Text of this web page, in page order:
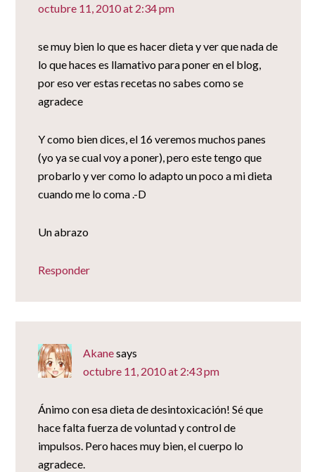
octubre 11, 2010 at 2:34 pm
se muy bien lo que es hacer dieta y ver que nada de
lo que haces es llamativo para poner en el blog,
por eso ver estas recetas no sabes como se
agradece
Y como bien dices, el 16 veremos muchos panes
(yo ya se cual voy a poner), pero este tengo que
probarlo y ver como lo adapto un poco a mi dieta
cuando me lo coma .-D
Un abrazo
Responder
Akanesays
octubre 11, 2010 at 2:43 pm
Ánimo con esa dieta de desintoxicación! Sé que
hace falta fuerza de voluntad y control de
impulsos. Pero haces muy bien, el cuerpo lo
agradece.